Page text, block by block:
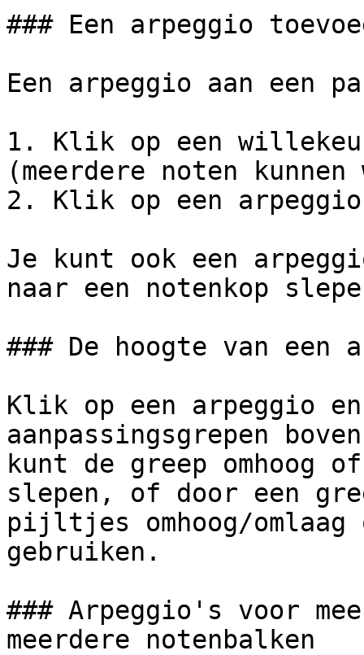
### Een arpeggio
Een arpeggio aan een
1. Klik op een
(meerdere noten
2. Klik op een
Je kunt ook een
naar een notenkop
### De hoogte van een
Klik op een arpeggio
aanpassingsgrepen
kunt de greep omhoog
slepen, of door een
pijltjes omhoog/
gebruiken.
### Arpeggio's voor
meerdere notenbalken